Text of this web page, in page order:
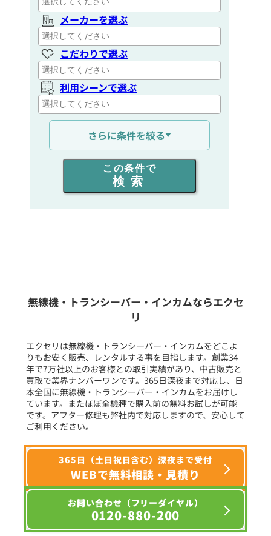
メーカーを選ぶ
こだわりで選ぶ
利用シーンで選ぶ
通信距離を選ぶ
出力を選ぶ
同時通話人数を選ぶ
フリーワード入力(製品名等)
選択条件をリセット
さらに条件を絞る
この条件で
検索
無線機・トランシーバー・インカムならエクセ
リ
エクセリは無線機・トランシーバー・インカムをどこよ
りもお安く販売、レンタルする事を目指します。創業34
年で7万社以上のお客様との取引実績があり、中古販売と
買取で業界ナンバーワンです。365日深夜まで対応し、日
本全国に無線機・トランシーバー・インカムをお届けし
ています。またほぼ全機種で購入前の無料お試しが可能
です。アフター修理も弊社内で対応しますので、安心して
ご利用ください。
365日（土日祝日含む）深夜まで受付
WEBで無料相談・見積り
お問い合わせ（フリーダイヤル）
0120-880-200